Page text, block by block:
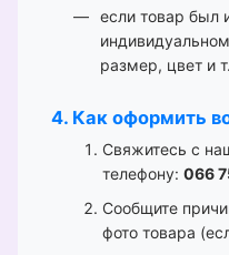
если товар был
размер, цвет и
4. Как оформить
Свяжитесь с
телефону: 066
Сообщите
фото товара